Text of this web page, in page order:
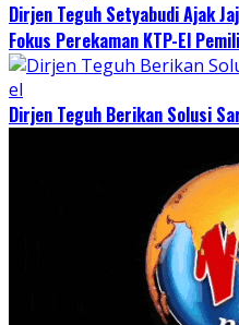
Dirjen Teguh Setyabudi Ajak
Fokus Perekaman KTP-El
Dirjen Teguh Berikan Solusi